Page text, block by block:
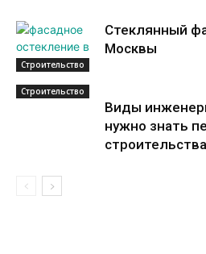
Строительство
Стеклянный
Москвы
Строительство
Виды
нужно знать
строительства